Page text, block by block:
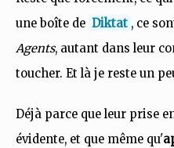
une boîte de Diktat , ce
Agents, autant dans leur
toucher. Et là je reste un
Déjà parce que leur prise
évidente, et que même qu'